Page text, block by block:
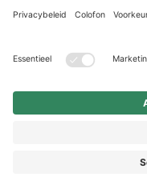
Vorkasse